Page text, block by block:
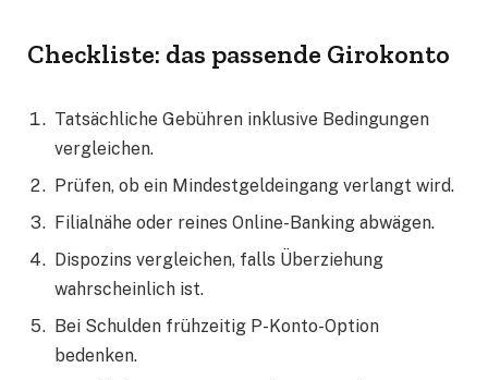
Checkliste: das passende Girokonto
Tatsächliche Gebühren inklusive Bedingungen
vergleichen.
Prüfen, ob ein Mindestgeldeingang verlangt wird.
Filialnähe oder reines Online-Banking abwägen.
Dispozins vergleichen, falls Überziehung
wahrscheinlich ist.
Bei Schulden frühzeitig P-Konto-Option
bedenken.